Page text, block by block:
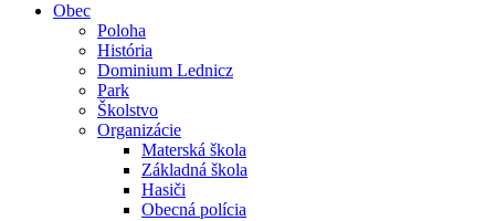
Obec
Poloha
História
Dominium Lednicz
Park
Školstvo
Organizácie
Materská škola
Základná škola
Hasiči
Obecná polícia